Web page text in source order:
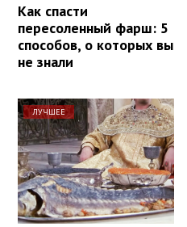
Как спасти
пересоленный фарш: 5
способов, о которых вы
не знали
ЛУЧШЕЕ